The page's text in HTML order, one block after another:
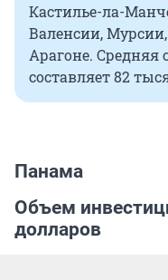
Кастилье-ла-
Валенсии,
Арагоне. Средняя
составляет 82
Панама
Объем
долларов